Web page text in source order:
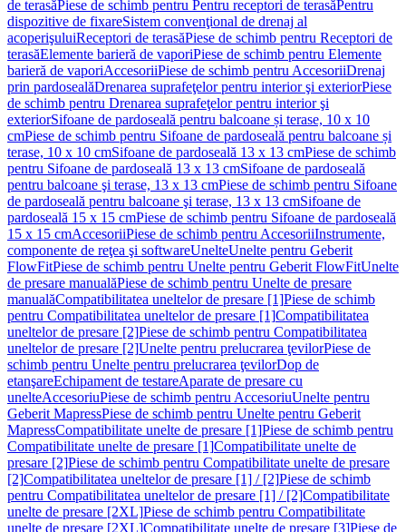
de terasăPiese de schimb pentru Pentru receptori de terasăPentru
dispozitive de fixareSistem convenţional de drenaj al
acoperişuluiReceptori de terasăPiese de schimb pentru Receptori de
terasăElemente barieră de vaporiPiese de schimb pentru Elemente
barieră de vaporiAccesoriiPiese de schimb pentru AccesoriiDrenaj
prin pardosealăDrenarea suprafeţelor pentru interior şi exteriorPiese
de schimb pentru Drenarea suprafeţelor pentru interior şi
exteriorSifoane de pardoseală pentru balcoane și terase, 10 x 10
cmPiese de schimb pentru Sifoane de pardoseală pentru balcoane și
terase, 10 x 10 cmSifoane de pardoseală 13 x 13 cmPiese de schimb
pentru Sifoane de pardoseală 13 x 13 cmSifoane de pardoseală
pentru balcoane şi terase, 13 x 13 cmPiese de schimb pentru Sifoane
de pardoseală pentru balcoane şi terase, 13 x 13 cmSifoane de
pardoseală 15 x 15 cmPiese de schimb pentru Sifoane de pardoseală
15 x 15 cmAccesoriiPiese de schimb pentru AccesoriiInstrumente,
componente de reţea şi softwareUnelteUnelte pentru Geberit
FlowFitPiese de schimb pentru Unelte pentru Geberit FlowFitUnelte
de presare manualăPiese de schimb pentru Unelte de presare
manualăCompatibilitatea uneltelor de presare [1]Piese de schimb
pentru Compatibilitatea uneltelor de presare [1]Compatibilitatea
uneltelor de presare [2]Piese de schimb pentru Compatibilitatea
uneltelor de presare [2]Unelte pentru prelucrarea ţevilorPiese de
schimb pentru Unelte pentru prelucrarea ţevilorDop de
etanşareEchipament de testareAparate de presare cu
unelteAccesoriuPiese de schimb pentru AccesoriuUnelte pentru
Geberit MapressPiese de schimb pentru Unelte pentru Geberit
MapressCompatibilitate unelte de presare [1]Piese de schimb pentru
Compatibilitate unelte de presare [1]Compatibilitate unelte de
presare [2]Piese de schimb pentru Compatibilitate unelte de presare
[2]Compatibilitatea uneltelor de presare [1] / [2]Piese de schimb
pentru Compatibilitatea uneltelor de presare [1] / [2]Compatibilitate
unelte de presare [2XL]Piese de schimb pentru Compatibilitate
unelte de presare [2XL]Compatibilitate unelte de presare [3]Piese de